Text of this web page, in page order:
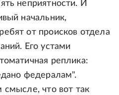
неприятности. И
начальник,
от происков отдела
Его устами
реплика:
федералам".
что вот так